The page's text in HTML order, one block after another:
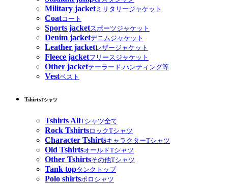
Military jacketミリタリージャケット
Coatコート
Sports jacketスポーツジャケット
Denim jacketデニムジャケット
Leather jacketレザージャケット
Fleece jacketフリースジャケット
Other jacketテーラード,ハンティング等
Vestベスト
TshirtsTシャツ
Tshirts AllTシャツ全て
Rock TshirtsロックTシャツ
Character TshirtsキャラクターTシャツ
Old TshirtsオールドTシャツ
Other Tshirtsその他Tシャツ
Tank topタンクトップ
Polo shirtsポロシャツ